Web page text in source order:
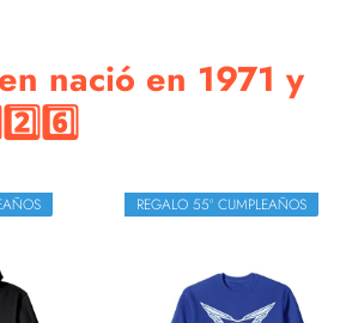
nació en 1971 y
REGALO 55º CUMPLEAÑOS